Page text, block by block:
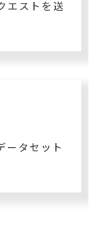
エストを送
ータセット